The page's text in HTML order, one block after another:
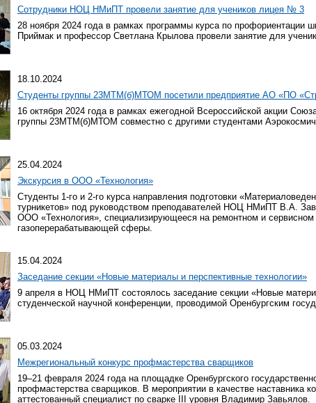
Сотрудники НОЦ НМиПТ провели занятие для учеников лицея № 3
28 ноября 2024 года в рамках программы курса по
Приймак и профессор Светлана Крылова провели занятие для
18.10.2024
Студенты группы 23МТМ(б)МТОМ посетили предприятие АО «ПО
16 октября 2024 года в рамках ежегодной Всероссийской акции
группы 23МТМ(б)МТОМ совместно с другими студентами
25.04.2024
Экскурсия в ООО «Технология»
Студенты 1-го и 2-го курса направления подготовки
турникетов» под руководством преподавателей НОЦ НМиПТ В.А.
ООО «Технология», специализирующееся на ремонтном и
газоперерабатывающей сферы.
15.04.2024
Заседание секции «Новые материалы и перспективные технологии»
9 апреля в НОЦ НМиПТ состоялось заседание секции «Новые
студенческой научной конференции, проводимой Оренбургским
05.03.2024
Межрегиональный конкурс профмастерства сварщиков
19–21 февраля 2024 года на площадке Оренбургского
профмастерства сварщиков. В мероприятии в качестве
аттестованный специалист по сварке III уровня Владимир Завьялов.